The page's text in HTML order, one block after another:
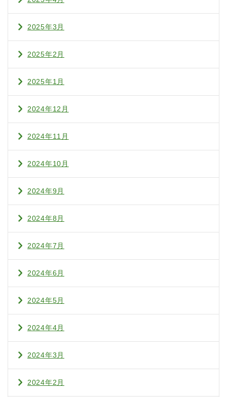
2025年3月
2025年2月
2025年1月
2024年12月
2024年11月
2024年10月
2024年9月
2024年8月
2024年7月
2024年6月
2024年5月
2024年4月
2024年3月
2024年2月